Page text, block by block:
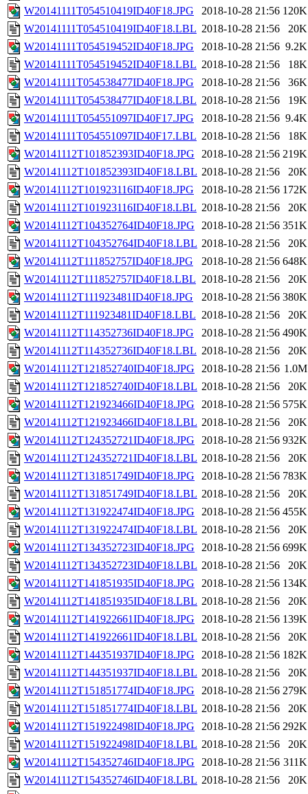
W20141111T054510419ID40F18.JPG
2018-10-28 21:56 120K
W20141111T054510419ID40F18.LBL 2018-10-28 21:56
20K
W20141111T054519452ID40F18.JPG
2018-10-28 21:56 9.2K
W20141111T054519452ID40F18.LBL 2018-10-28 21:56
18K
W20141111T054538477ID40F18.JPG
2018-10-28 21:56
36K
W20141111T054538477ID40F18.LBL 2018-10-28 21:56
19K
W20141111T054551097ID40F17.JPG
2018-10-28 21:56 9.4K
W20141111T054551097ID40F17.LBL 2018-10-28 21:56
18K
W20141112T101852393ID40F18.JPG
2018-10-28 21:56 219K
W20141112T101852393ID40F18.LBL 2018-10-28 21:56
20K
W20141112T101923116ID40F18.JPG
2018-10-28 21:56 172K
W20141112T101923116ID40F18.LBL 2018-10-28 21:56
20K
W20141112T104352764ID40F18.JPG
2018-10-28 21:56 351K
W20141112T104352764ID40F18.LBL 2018-10-28 21:56
20K
W20141112T111852757ID40F18.JPG
2018-10-28 21:56 648K
W20141112T111852757ID40F18.LBL 2018-10-28 21:56
20K
W20141112T111923481ID40F18.JPG
2018-10-28 21:56 380K
W20141112T111923481ID40F18.LBL 2018-10-28 21:56
20K
W20141112T114352736ID40F18.JPG
2018-10-28 21:56 490K
W20141112T114352736ID40F18.LBL 2018-10-28 21:56
20K
W20141112T121852740ID40F18.JPG
2018-10-28 21:56 1.0M
W20141112T121852740ID40F18.LBL 2018-10-28 21:56
20K
W20141112T121923466ID40F18.JPG
2018-10-28 21:56 575K
W20141112T121923466ID40F18.LBL 2018-10-28 21:56
20K
W20141112T124352721ID40F18.JPG
2018-10-28 21:56 932K
W20141112T124352721ID40F18.LBL 2018-10-28 21:56
20K
W20141112T131851749ID40F18.JPG
2018-10-28 21:56 783K
W20141112T131851749ID40F18.LBL 2018-10-28 21:56
20K
W20141112T131922474ID40F18.JPG
2018-10-28 21:56 455K
W20141112T131922474ID40F18.LBL 2018-10-28 21:56
20K
W20141112T134352723ID40F18.JPG
2018-10-28 21:56 699K
W20141112T134352723ID40F18.LBL 2018-10-28 21:56
20K
W20141112T141851935ID40F18.JPG
2018-10-28 21:56 134K
W20141112T141851935ID40F18.LBL 2018-10-28 21:56
20K
W20141112T141922661ID40F18.JPG
2018-10-28 21:56 139K
W20141112T141922661ID40F18.LBL 2018-10-28 21:56
20K
W20141112T144351937ID40F18.JPG
2018-10-28 21:56 182K
W20141112T144351937ID40F18.LBL 2018-10-28 21:56
20K
W20141112T151851774ID40F18.JPG
2018-10-28 21:56 279K
W20141112T151851774ID40F18.LBL 2018-10-28 21:56
20K
W20141112T151922498ID40F18.JPG
2018-10-28 21:56 292K
W20141112T151922498ID40F18.LBL 2018-10-28 21:56
20K
W20141112T154352746ID40F18.JPG
2018-10-28 21:56 311K
W20141112T154352746ID40F18.LBL 2018-10-28 21:56
20K